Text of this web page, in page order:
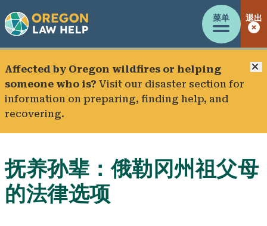
菜单 退出
Affected by Oregon wildfires or helping
someone who is? Visit our disaster section for
information on preparing, finding help, and
recovering.
抚养孙辈：俄勒冈州祖父母
的法律选项